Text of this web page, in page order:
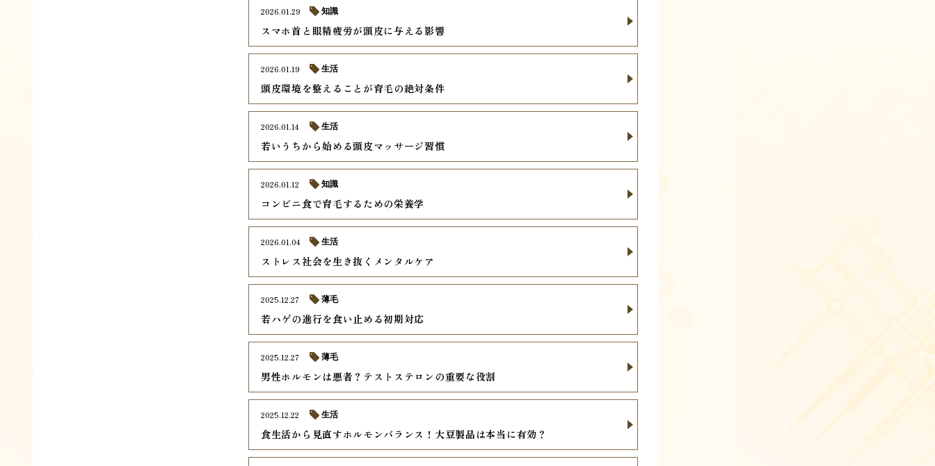
スマホ首と眼精疲労が頭皮に与える影響
2026.01.29 知識
頭皮環境を整えることが育毛の絶対条件
2026.01.19 生活
若いうちから始める頭皮マッサージ習慣
2026.01.14 生活
コンビニ食で育毛するための栄養学
2026.01.12 知識
ストレス社会を生き抜くメンタルケア
2026.01.04 生活
若ハゲの進行を食い止める初期対応
2025.12.27 薄毛
男性ホルモンは悪者？テストステロンの重要な役割
2025.12.27 薄毛
食生活から見直すホルモンバランス！大豆製品は本当に有効？
2025.12.22 生活